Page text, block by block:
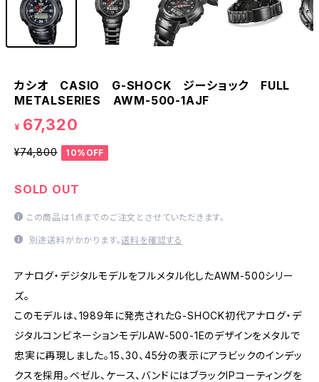
カシオ CASIO G-SHOCK ジーショック FULL
METALSERIES AWM-500-1AJF
¥ 67,320
¥74,800 10%OFF
SOLD OUT
この商品は1点までのご注文とさせていただきます。
別途送料がかかります。送料を確認する
アナログ・デジタルモデルをフルメタル化したAWM-500シリー
ズ。
このモデルは、1989年に発売されたG-SHOCK初代アナログ・デ
ジタルコンビネーションモデルAW-500-1Eのデザインをメタルで
忠実に再現しました。15、30、45分の表示にアラビックのインデッ
クスを採用。ベゼル、ケース、バンドにはブラックIPコーティングを